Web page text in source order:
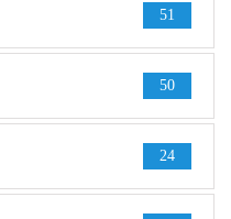
51
50
24